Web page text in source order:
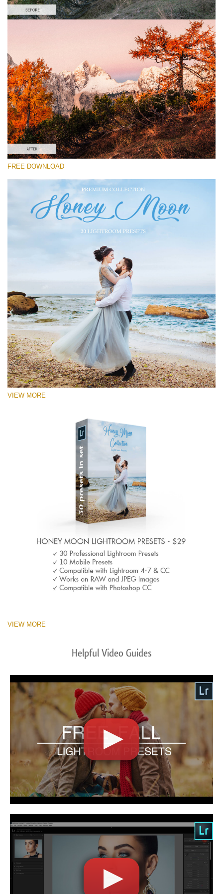
Veuillez sélectionner
(30 Lr Presets)
Wedding Collection
(400 Lr Presets)
Must-Have Collection
(1432 Lr Presets)
Téléchargement Gratuit
FREE DOWNLOAD
VIEW MORE
VIEW MORE
Helpful Video Guides